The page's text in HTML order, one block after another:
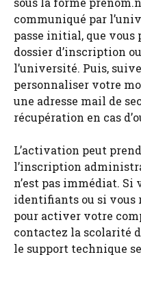
communiqué par
passe initial, que vous
dossier d’inscription
l’université. Puis,
personnaliser votre
une adresse mail de
récupération en cas
L’activation peut
l’inscription
n’est pas immédiat. Si
identifiants ou si vous
pour activer votre
contactez la scolarité
le support technique